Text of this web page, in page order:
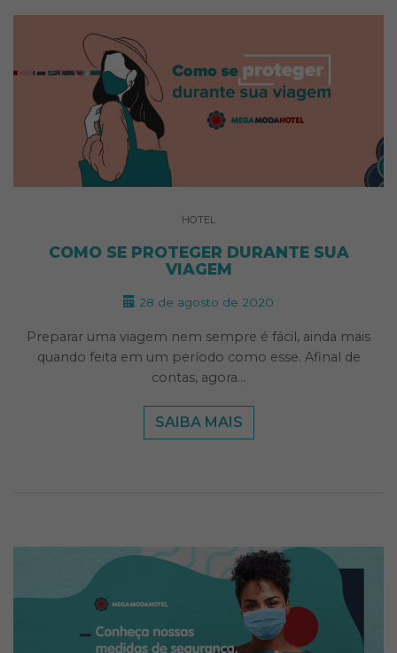
HOTEL
COMO SE PROTEGER DURANTE SUA
VIAGEM
28 de agosto de 2020
Preparar uma viagem nem sempre é fácil, ainda mais
quando feita em um período como esse. Afinal de
contas, agora…
SAIBA MAIS